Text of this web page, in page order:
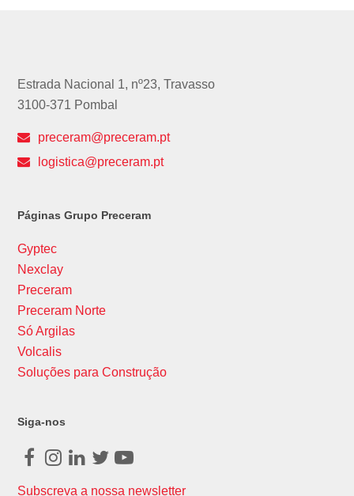
Estrada Nacional 1, nº23, Travasso
3100-371 Pombal
preceram@preceram.pt
logistica@preceram.pt
Páginas Grupo Preceram
Gyptec
Nexclay
Preceram
Preceram Norte
Só Argilas
Volcalis
Soluções para Construção
Siga-nos
Facebook
Instagram
LinkedIn
TwitterYoutube
Subscreva a nossa newsletter